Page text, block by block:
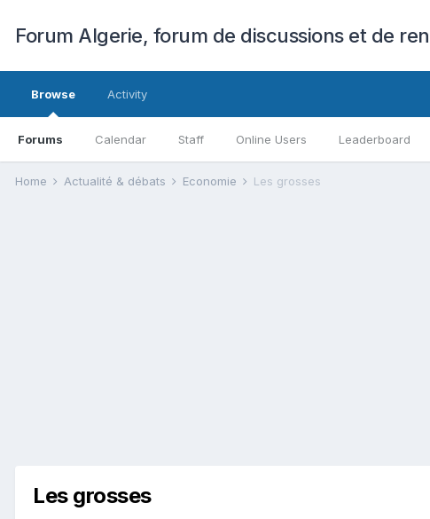
Forum Algerie, forum de discussions et de
Browse
Forums Calendar Staff Online Users Leaderboard
Activity
Home Actualité & débats Economie Les grosses
Les grosses